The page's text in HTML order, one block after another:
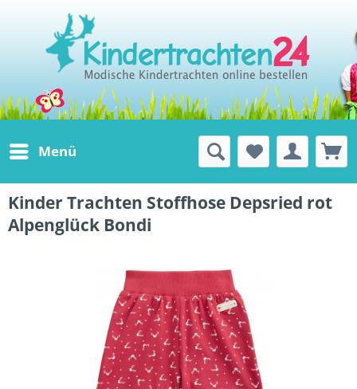
Menü
Kinder Trachten Stoffhose Depsried rot
Alpenglück Bondi